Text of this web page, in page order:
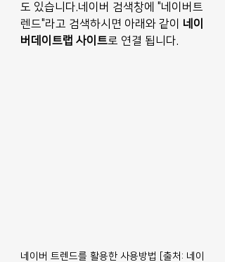
도 있습니다.네이버 검색창에 "네이버트
렌드"라고 검색하시면 아래와 같이 네이
버데이트랩 사이트로 연결 됩니다.
네이버 트렌드를 활용한 사용방법 [출처: 네이